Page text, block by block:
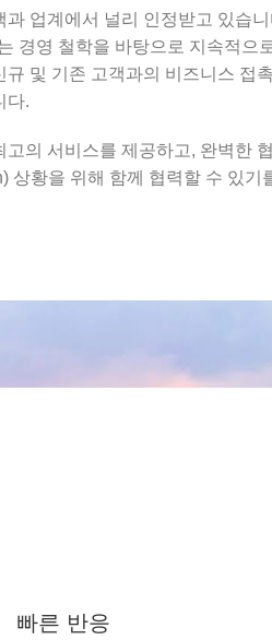
과 업계에서 널리 인정받고 있습
경영 철학을 바탕으로 지속적으
규 및 기존 고객과의 비즈니스 접
다.
고의 서비스를 제공하고, 완벽한
상황을 위해 함께 협력할 수 있기
빠른 반응